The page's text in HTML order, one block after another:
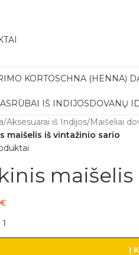
KORTOSCHNA (HENNA)
RŪBAI IŠ INDIJOSDOVANŲ
/Aksesuarai iš Indijos/Maišeliai
maišelis iš vintažinio sario
€
Į